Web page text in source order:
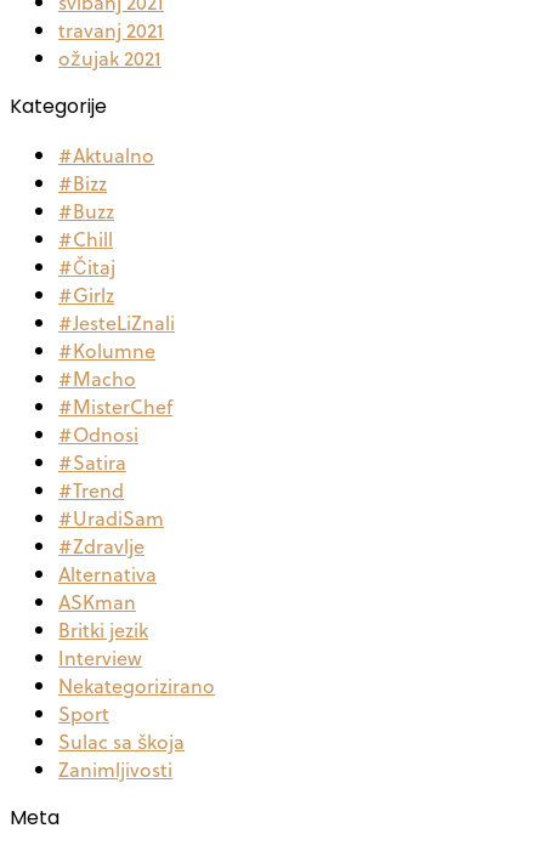
travanj 2021
ožujak 2021
Kategorije
#Aktualno
#Bizz
#Buzz
#Chill
#Čitaj
#Girlz
#JesteLiZnali
#Kolumne
#Macho
#MisterChef
#Odnosi
#Satira
#Trend
#UradiSam
#Zdravlje
Alternativa
ASKman
Britki jezik
Interview
Nekategorizirano
Sport
Sulac sa škoja
Zanimljivosti
Meta